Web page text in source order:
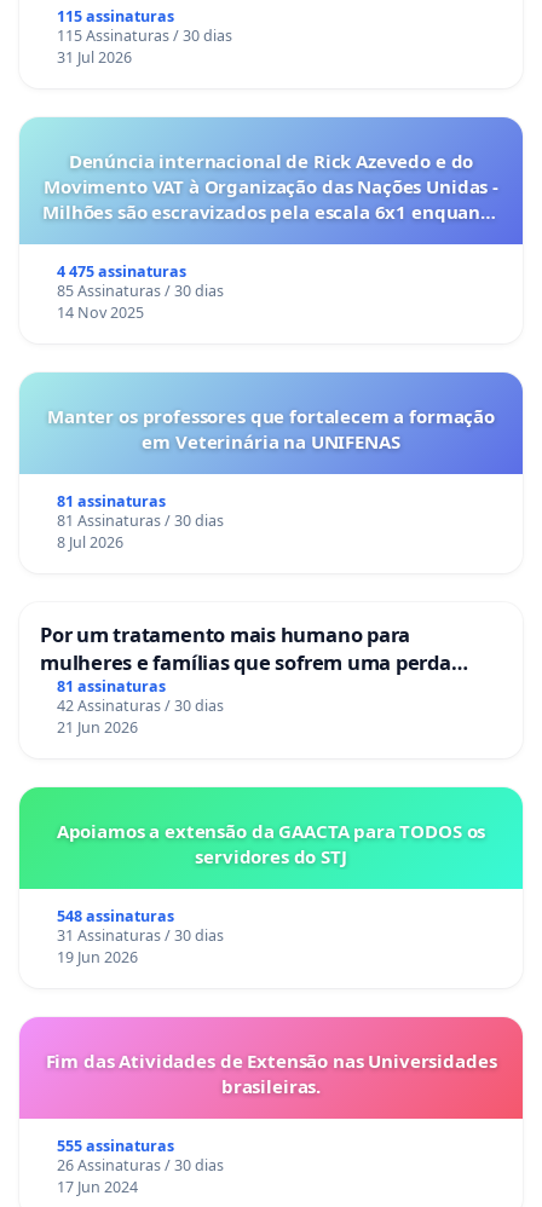
115 assinaturas
115 Assinaturas / 30 dias
31 Jul 2026
Denúncia internacional de Rick Azevedo e do
Movimento VAT à Organização das Nações Unidas -
Milhões são escravizados pela escala 6x1 enquanto
4 475 assinaturas
85 Assinaturas / 30 dias
14 Nov 2025
Manter os professores que fortalecem a formação
em Veterinária na UNIFENAS
81 assinaturas
81 Assinaturas / 30 dias
8 Jul 2026
Por um tratamento mais humano para
mulheres e famílias que sofrem uma perda
gestacional nos hospitais portugueses
81 assinaturas
42 Assinaturas / 30 dias
21 Jun 2026
Apoiamos a extensão da GAACTA para TODOS os
servidores do STJ
548 assinaturas
31 Assinaturas / 30 dias
19 Jun 2026
Fim das Atividades de Extensão nas Universidades
brasileiras.
555 assinaturas
26 Assinaturas / 30 dias
17 Jun 2024